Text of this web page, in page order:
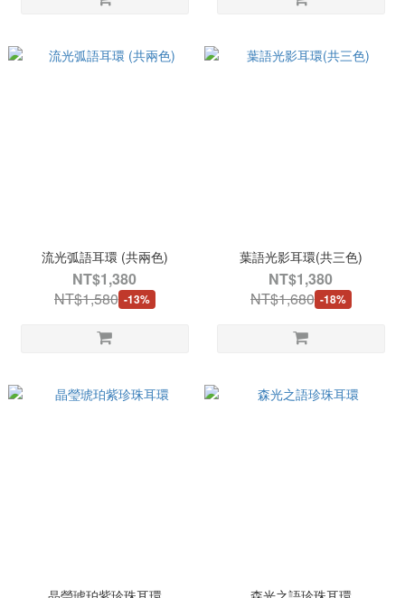
流光弧語耳環 (共兩色)
NT$1,380
NT$1,580 -13%
葉語光影耳環(共三色)
NT$1,380
NT$1,680 -18%